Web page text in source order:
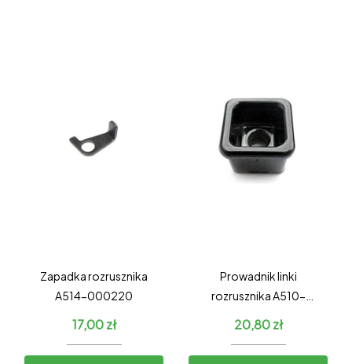
Zapadka rozrusznika
A514-000220
17,00zł
Prowadnik linki
rozrusznika A510-
20,80zł